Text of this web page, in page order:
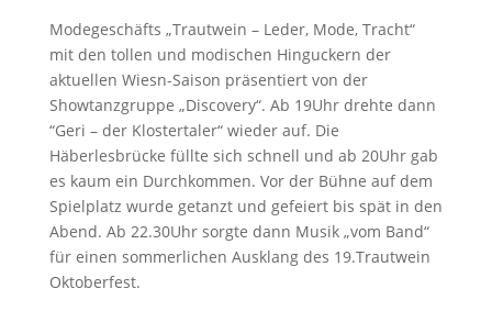
Modegeschäfts „Trautwein – Leder, Mode, Tracht“
mit den tollen und modischen Hinguckern der
aktuellen Wiesn-Saison präsentiert von der
Showtanzgruppe „Discovery“. Ab 19Uhr drehte dann
“Geri – der Klostertaler“ wieder auf. Die
Häberlesbrücke füllte sich schnell und ab 20Uhr gab
es kaum ein Durchkommen. Vor der Bühne auf dem
Spielplatz wurde getanzt und gefeiert bis spät in den
Abend. Ab 22.30Uhr sorgte dann Musik „vom Band“
für einen sommerlichen Ausklang des 19.Trautwein
Oktoberfest.